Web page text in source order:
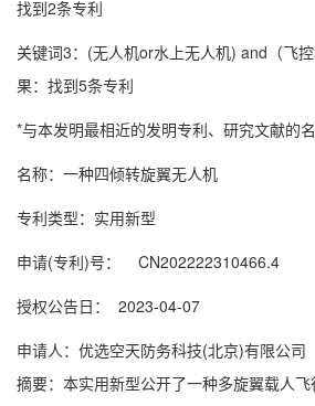
找到2条专利
关键词3：(无人机or水上无人机) and（飞
果：找到5条专利
*与本发明最相近的发明专利、研究文献的名
名称：一种四倾转旋翼无人机
专利类型：实用新型
申请(专利)号： CN202222310466.4
授权公告日： 2023-04-07
申请人：优选空天防务科技(北京)有限公司
摘要：本实用新型公开了一种多旋翼载人